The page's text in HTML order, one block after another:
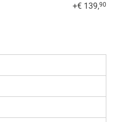
+€ 139,90